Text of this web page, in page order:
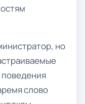
но
слово